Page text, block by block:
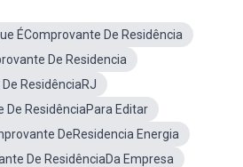
ÉComprovante De Residência
De Residencia
ResidênciaRJ
De ResidênciaPara Editar
DeResidencia Energia
De ResidênciaDa Empresa